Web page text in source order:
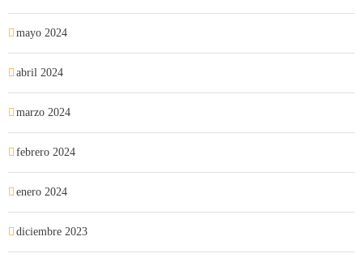
mayo 2024
abril 2024
marzo 2024
febrero 2024
enero 2024
diciembre 2023